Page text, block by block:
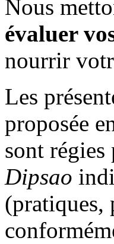
Nous
évaluer
nourrir
Les
proposée
sont
Dipsao
(pratiques,